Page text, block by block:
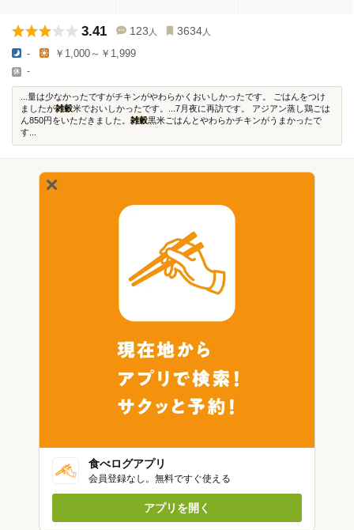
3.41 123 人 3634 人
- ￥1,000～￥1,999
-
...量は少なかったですがチキンがやわらかくおいしかったです。 ごはんをつけ
ましたが雑穀米でおいしかったです。...7月夜に再訪です。 アジアン蒸し鶏ごは
ん850円をいただきました。 雑穀黒米ごはんとやわらかチキンがうまかったで
す...
食べログアプリ
会員登録なし。無料ですぐ使える
アプリを開く